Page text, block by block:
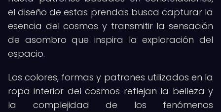
el diseño de estas prendas busca capturar la
esencia del cosmos y transmitir la sensación
de asombro que inspira la exploración del
espacio.
Los colores, formas y patrones utilizados en la
ropa interior del cosmos reflejan la belleza y
la complejidad de los fenómenos